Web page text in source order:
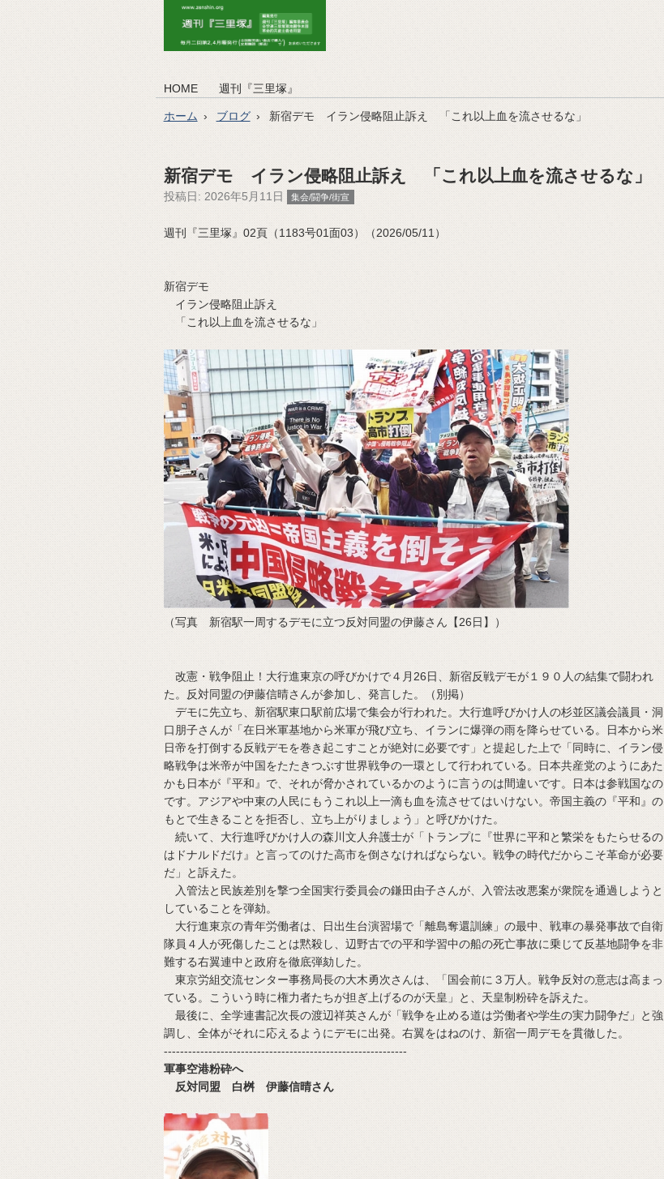
HOME 週刊『三里塚』
ホーム ブログ 新宿デモ イラン侵略阻止訴え 「これ以上血を流させるな」
新宿デモ イラン侵略阻止訴え 「これ以上血を流させるな」
投稿日: 2026年5月11日 集会/闘争/街宣
週刊『三里塚』02頁（1183号01面03）（2026/05/11）
新宿デモ
イラン侵略阻止訴え
「これ以上血を流させるな」
（写真 新宿駅一周するデモに立つ反対同盟の伊藤さん【26日】）
改憲・戦争阻止！大行進東京の呼びかけで４月26日、新宿反戦デモが１９０人の結集で闘われ
た。反対同盟の伊藤信晴さんが参加し、発言した。（別掲）
デモに先立ち、新宿駅東口駅前広場で集会が行われた。大行進呼びかけ人の杉並区議会議員・洞
口朋子さんが「在日米軍基地から米軍が飛び立ち、イランに爆弾の雨を降らせている。日本から米
日帝を打倒する反戦デモを巻き起こすことが絶対に必要です」と提起した上で「同時に、イラン侵
略戦争は米帝が中国をたたきつぶす世界戦争の一環として行われている。日本共産党のようにあた
かも日本が『平和』で、それが脅かされているかのように言うのは間違いです。日本は参戦国なの
です。アジアや中東の人民にもうこれ以上一滴も血を流させてはいけない。帝国主義の『平和』の
もとで生きることを拒否し、立ち上がりましょう」と呼びかけた。
続いて、大行進呼びかけ人の森川文人弁護士が「トランプに『世界に平和と繁栄をもたらせるの
はドナルドだけ』と言ってのけた高市を倒さなければならない。戦争の時代だからこそ革命が必要
だ」と訴えた。
入管法と民族差別を撃つ全国実行委員会の鎌田由子さんが、入管法改悪案が衆院を通過しようと
していることを弾劾。
大行進東京の青年労働者は、日出生台演習場で「離島奪還訓練」の最中、戦車の暴発事故で自衛
隊員４人が死傷したことは黙殺し、辺野古での平和学習中の船の死亡事故に乗じて反基地闘争を非
難する右翼連中と政府を徹底弾劾した。
東京労組交流センター事務局長の大木勇次さんは、「国会前に３万人。戦争反対の意志は高まっ
ている。こういう時に権力者たちが担ぎ上げるのが天皇」と、天皇制粉砕を訴えた。
最後に、全学連書記次長の渡辺祥英さんが「戦争を止める道は労働者や学生の実力闘争だ」と強
調し、全体がそれに応えるようにデモに出発。右翼をはねのけ、新宿一周デモを貫徹した。
------------------------------------------------------------
軍事空港粉砕へ
反対同盟 白桝 伊藤信晴さん